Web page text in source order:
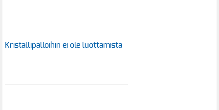
Kristallipalloihin ei ole luottamista